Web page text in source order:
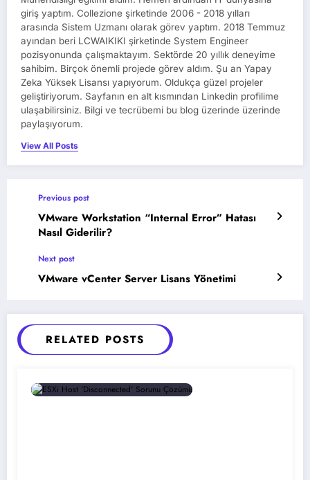
giriş yaptım. Collezione şirketinde 2006 - 2018 yılları
arasında Sistem Uzmanı olarak görev yaptım. 2018 Temmuz
ayından beri LCWAIKIKI şirketinde System Engineer
pozisyonunda çalışmaktayım. Sektörde 20 yıllık deneyime
sahibim. Birçok önemli projede görev aldım. Şu an Yapay
Zeka Yüksek Lisansı yapıyorum. Oldukça güzel projeler
geliştiriyorum. Sayfanın en alt kısmından Linkedin profilime
ulaşabilirsiniz. Bilgi ve tecrübemi bu blog üzerinde üzerinde
paylaşıyorum.
View All Posts
Previous post
VMware Workstation “Internal Error” Hatası
Nasıl Giderilir?
Next post
VMware vCenter Server Lisans Yönetimi
RELATED POSTS